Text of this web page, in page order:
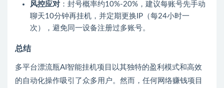
风控应对 ：封号概率约10%-20%，建议每账号先手动
聊天10分钟再挂机，并定期更换IP（每24小时一
次），避免同一设备注册过多账号。
总结
多平台漂流瓶AI智能挂机项目以其独特的盈利模式和高效
的自动化操作吸引了众多用户。然而，任何网络赚钱项目